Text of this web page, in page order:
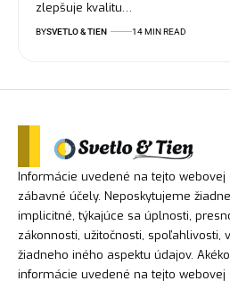
zlepšuje kvalitu…
BYSVETLO & TIEN 14 MIN READ
Informácie uvedené na tejto webovej
zábavné účely. Neposkytujeme
implicitné, týkajúce sa úplnosti,
zákonnosti, užitočnosti, spoľahlivosti,
žiadneho iného aspektu údajov.
informácie uvedené na tejto